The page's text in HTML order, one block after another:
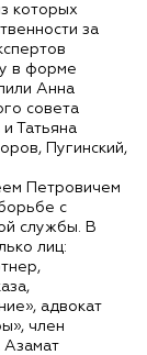
которых
за
в форме
Анна
совета
Татьяна
Пугинский,
Петровичем
с
службы. В
лиц:
адвокат
член
Азамат